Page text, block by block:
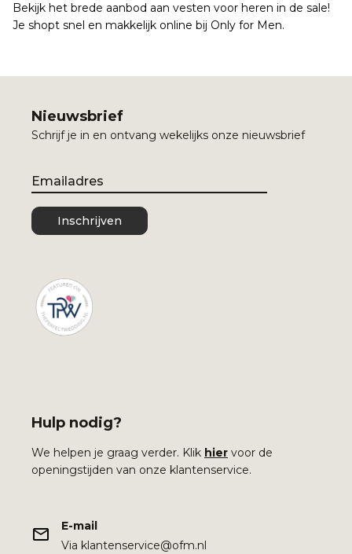
Bekijk het brede aanbod aan vesten voor heren in de sale!
Je shopt snel en makkelijk online bij Only for Men.
Nieuwsbrief
Schrijf je in en ontvang wekelijks onze nieuwsbrief
Email
Inschrijven
Hulp nodig?
We helpen je graag verder. Klik hier voor de
openingstijden van onze klantenservice.
E-mail
Via klantenservice@ofm.nl